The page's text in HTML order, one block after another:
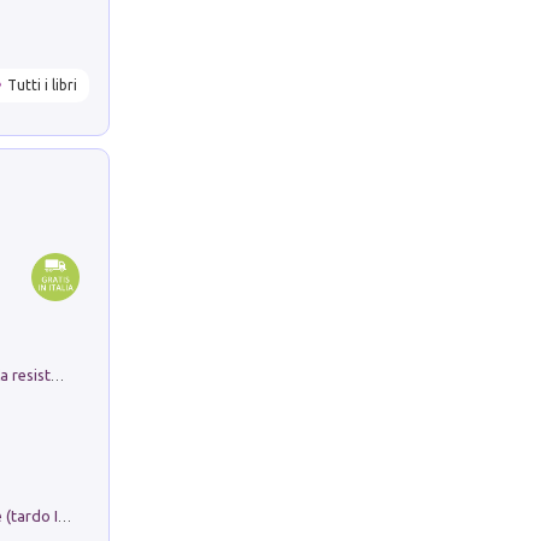
Tutti i libri
Memorial Santa Giulia. Sculture per la resistenza Monchio di Palagano